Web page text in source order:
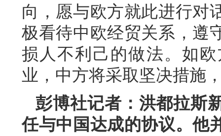
向，愿与欧方就此进行对
极看待中欧经贸关系，遵
损人不利己的做法。如
业，中方将采取坚决措施
彭博社记者：洪都拉斯
任与中国达成的协议。他